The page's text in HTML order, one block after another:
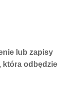
lub zapisy
która odbędzie